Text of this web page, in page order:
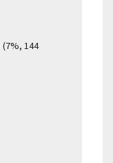
(7%, 144